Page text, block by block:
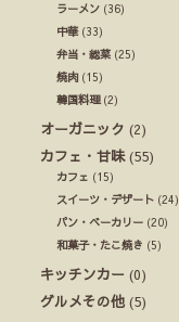
ラーメン (36)
中華(33)
弁当・総菜 (25)
焼肉 (15)
韓国料理(2)
オーガニック (2)
カフェ・甘味(55)
カフェ (15)
スイーツ・デザート (24)
パン・ベーカリー (20)
和菓子・たこ焼き (5)
キッチンカー (0)
グルメその他 (5)